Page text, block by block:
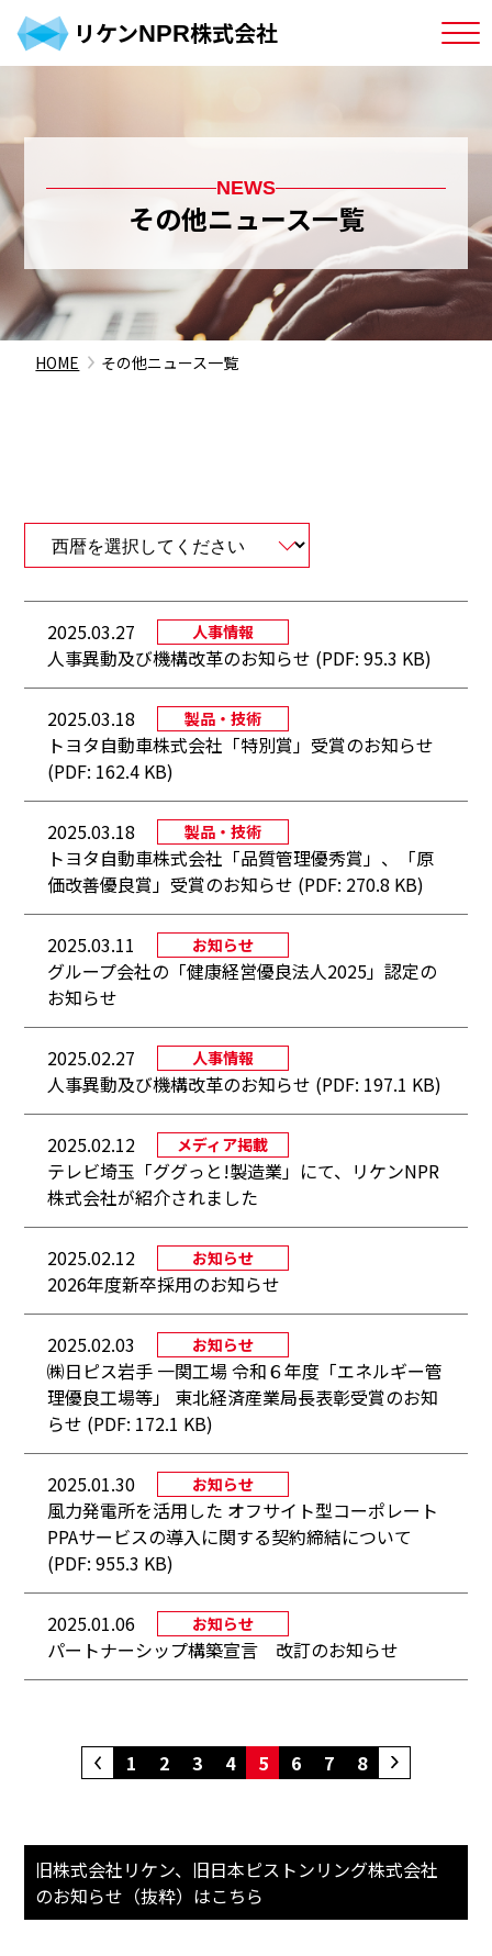
リケンNPR株式会社
NEWS
その他ニュース一覧
HOME その他ニュース一覧
2025.03.27 人事情報
人事異動及び機構改革のお知らせ (PDF: 95.3 KB)
2025.03.18 製品・技術
トヨタ自動車株式会社「特別賞」受賞のお知らせ
(PDF: 162.4 KB)
2025.03.18 製品・技術
トヨタ自動車株式会社「品質管理優秀賞」、「原
価改善優良賞」受賞のお知らせ (PDF: 270.8 KB)
2025.03.11 お知らせ
グループ会社の「健康経営優良法人2025」認定の
お知らせ
2025.02.27 人事情報
人事異動及び機構改革のお知らせ (PDF: 197.1 KB)
2025.02.12 メディア掲載
テレビ埼玉「ググっと!製造業」にて、リケンNPR
株式会社が紹介されました
2025.02.12 お知らせ
2026年度新卒採用のお知らせ
2025.02.03 お知らせ
㈱日ピス岩手 一関工場 令和６年度「エネルギー管
理優良工場等」 東北経済産業局長表彰受賞のお知
らせ (PDF: 172.1 KB)
2025.01.30 お知らせ
風力発電所を活用した オフサイト型コーポレート
PPAサービスの導入に関する契約締結について
(PDF: 955.3 KB)
2025.01.06 お知らせ
パートナーシップ構築宣言 改訂のお知らせ
1 2 3 4 5 6 7 8
旧株式会社リケン、旧日本ピストンリング株式会社
のお知らせ（抜粋）はこちら